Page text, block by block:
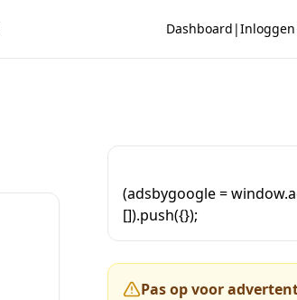
Dashboard |Inloggen
(adsbygoogle =
[]).push({});
Pas op voor